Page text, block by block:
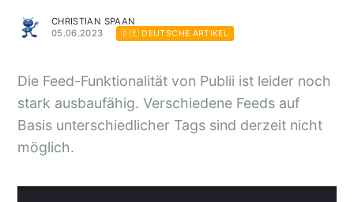
CHRISTIAN SPAAN
05.06.2023
🇩🇪 DEUTSCHE ARTIKEL
Die Feed-Funktionalität von Publii ist leider noch
stark ausbaufähig. Verschiedene Feeds auf
Basis unterschiedlicher Tags sind derzeit nicht
möglich.